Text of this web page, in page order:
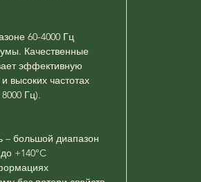
60-4000 Гц
Качественные
эффективную
высоких частотах
Гц).
– большой диапазон
+140°C